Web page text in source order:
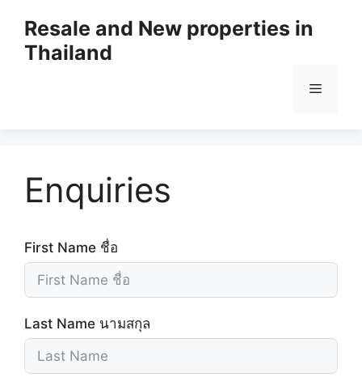
Resale and New properties in
Thailand
Enquiries
First Name ชื่อ
Last Name นามสกุล